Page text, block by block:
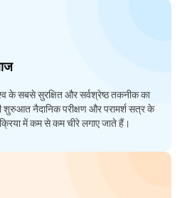
के सबसे सुरक्षित और सर्वश्रेष्ठ तकनीक का
नैदानिक परीक्षण और परामर्श सत्र के
में कम से कम चीरे लगाए जाते हैं।